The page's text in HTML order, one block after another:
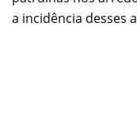
a incidência desses